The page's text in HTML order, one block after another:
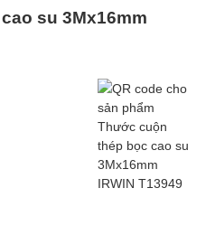
su 3Mx16mm